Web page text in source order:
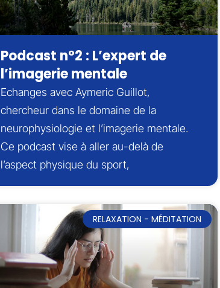
Podcast n°2 : L’expert de
l’imagerie mentale
Echanges avec Aymeric Guillot,
chercheur dans le domaine de la
neurophysiologie et l’imagerie mentale.
Ce podcast vise à aller au-delà de
l’aspect physique du sport,
RELAXATION - MÉDITATION